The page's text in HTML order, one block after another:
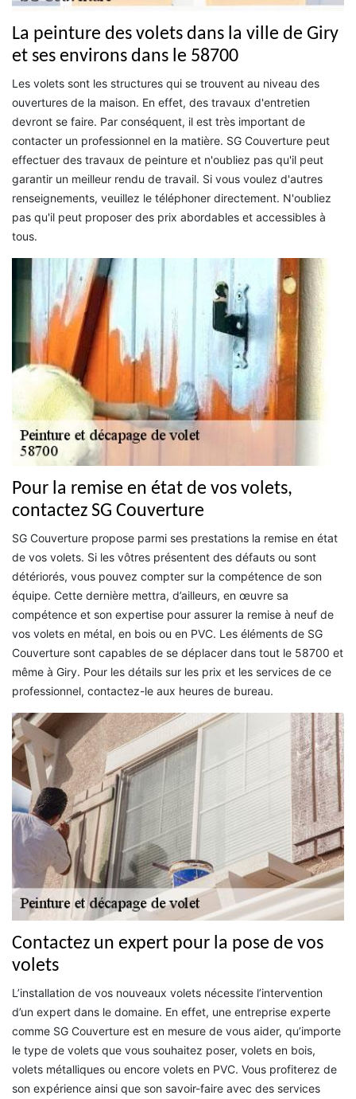
La peinture des volets dans la ville de Giry
et ses environs dans le 58700
Les volets sont les structures qui se trouvent au niveau des
ouvertures de la maison. En effet, des travaux d'entretien
devront se faire. Par conséquent, il est très important de
contacter un professionnel en la matière. SG Couverture peut
effectuer des travaux de peinture et n'oubliez pas qu'il peut
garantir un meilleur rendu de travail. Si vous voulez d'autres
renseignements, veuillez le téléphoner directement. N'oubliez
pas qu'il peut proposer des prix abordables et accessibles à
tous.
Pour la remise en état de vos volets,
contactez SG Couverture
SG Couverture propose parmi ses prestations la remise en état
de vos volets. Si les vôtres présentent des défauts ou sont
détériorés, vous pouvez compter sur la compétence de son
équipe. Cette dernière mettra, d’ailleurs, en œuvre sa
compétence et son expertise pour assurer la remise à neuf de
vos volets en métal, en bois ou en PVC. Les éléments de SG
Couverture sont capables de se déplacer dans tout le 58700 et
même à Giry. Pour les détails sur les prix et les services de ce
professionnel, contactez-le aux heures de bureau.
Contactez un expert pour la pose de vos
volets
L’installation de vos nouveaux volets nécessite l’intervention
d’un expert dans le domaine. En effet, une entreprise experte
comme SG Couverture est en mesure de vous aider, qu’importe
le type de volets que vous souhaitez poser, volets en bois,
volets métalliques ou encore volets en PVC. Vous profiterez de
son expérience ainsi que son savoir-faire avec des services